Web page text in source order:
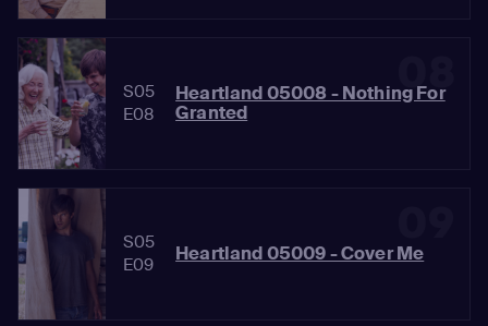
08
S05
E08
Heartland 05008 - Nothing For
Granted
S05
E09
Heartland 05009 - Cover Me